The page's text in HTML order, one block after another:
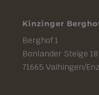
Kinzinger
Berghof 1
Bonlander Steige 18
71665 Vaihingen/